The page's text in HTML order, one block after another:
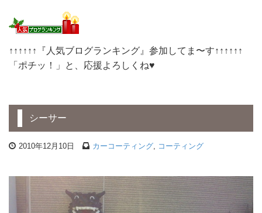
↑↑↑↑↑↑『人気ブログランキング』参加してま〜す↑↑↑↑↑↑
「ポチッ！」と、応援よろしくね♥
シーサー
2010年12月10日 カーコーティング, コーティング